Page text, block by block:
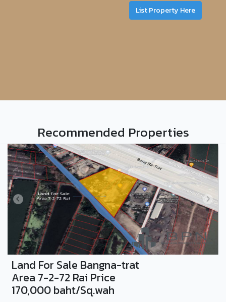
List Property Here
Recommended Properties
Land For Sale Bangna-trat
Area 7-2-72 Rai Price
170,000 baht/Sq.wah